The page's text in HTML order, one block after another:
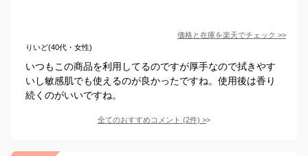
価格と在庫を楽天でチェック >>
りいど(40代・女性)
いつもこの商品を利用してるのですが厚手なので拭きやす
いし敏感肌でも使えるのが良かったですね。使用後は香り
続くのがいいですね。
全てのおすすめコメント (2件) >